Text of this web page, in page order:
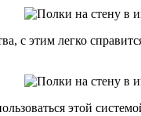
с этим легко
этой